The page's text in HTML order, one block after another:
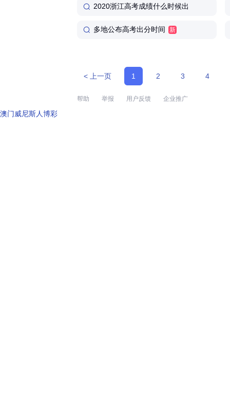
2020浙江高考成绩什么时候出
多地公布高考出分时间 新
< 上一页 1 2 3 4
帮助 举报 用户反馈 企业推广
澳门威尼斯人博彩